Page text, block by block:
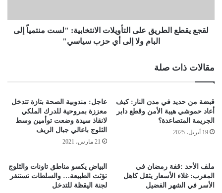
لقجع يقطع الطريق على التأويلات الانتخابية: "لست منتمياً إلى
البام ولا إلى أي حزب سياسي"
مقالات ذات صلة
قبضة من حديد في مدن النار: كيف
أعاد حموشي هيبة الأمن وقطع دابر
الجريمة المتصاعدة؟
19 أبريل، 2025
عاجل: مندوبية الصحة بتازة تتدخل
معززة بمروحية للدرك الملكي
لانقاذ سيدة وضعت توأمين وسط
الثلوج باعالي جبال الريف
21 مارس، 2021
ملف الأحد :قفة رمضان في
المغرب: غلاء الأسعار يثقل كاهل
الأسر في الشهر الفضيل
البياض يكسو مناطق تاونات والثلوج
تؤثث الطبيعة… والسلطات تستنفر
لجنة اليقظة للتدخل